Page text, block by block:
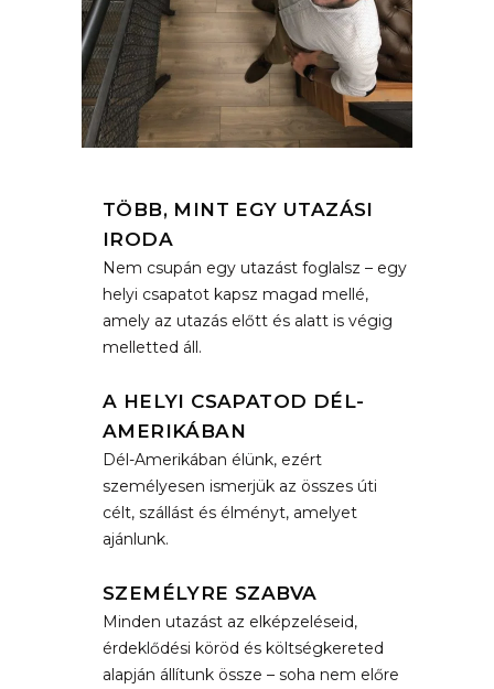
TÖBB, MINT EGY UTAZÁSI
IRODA
Nem csupán egy utazást foglalsz – egy
helyi csapatot kapsz magad mellé,
amely az utazás előtt és alatt is végig
melletted áll.
A HELYI CSAPATOD DÉL-
AMERIKÁBAN
Dél-Amerikában élünk, ezért
személyesen ismerjük az összes úti
célt, szállást és élményt, amelyet
ajánlunk.
SZEMÉLYRE SZABVA
Minden utazást az elképzeléseid,
érdeklődési köröd és költségkereted
alapján állítunk össze – soha nem előre